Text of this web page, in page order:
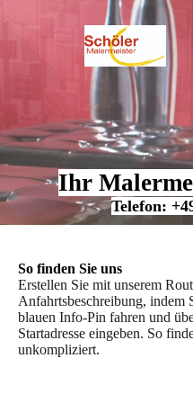
Ihr
Telefon:
So finden Sie uns
Erstellen Sie mit unserem
Anfahrtsbeschreibung, indem
blauen Info-Pin fahren und
Startadresse eingeben. So
unkompliziert.